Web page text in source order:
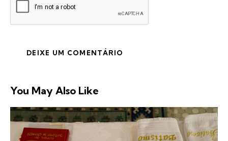
You May Also Like